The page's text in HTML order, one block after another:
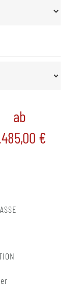
ab
€